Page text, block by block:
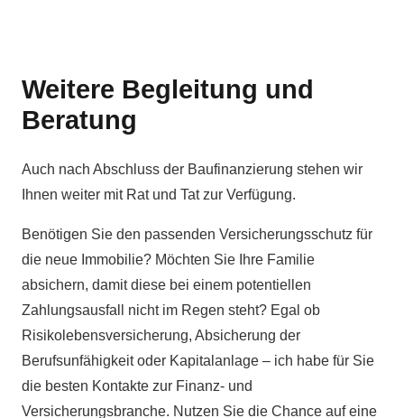
Weitere Begleitung und
Beratung
Auch nach Abschluss der Baufinanzierung stehen wir
Ihnen weiter mit Rat und Tat zur Verfügung.
Benötigen Sie den passenden Versicherungsschutz für
die neue Immobilie? Möchten Sie Ihre Familie
absichern, damit diese bei einem potentiellen
Zahlungsausfall nicht im Regen steht? Egal ob
Risikolebensversicherung, Absicherung der
Berufsunfähigkeit oder Kapitalanlage – ich habe für Sie
die besten Kontakte zur Finanz- und
Versicherungsbranche. Nutzen Sie die Chance auf eine